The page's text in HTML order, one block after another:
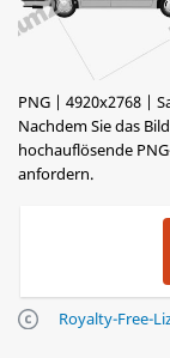
PNG | 4920x2768 |
Nachdem Sie das
hochauflösende
anfordern.
Royalty-Free-